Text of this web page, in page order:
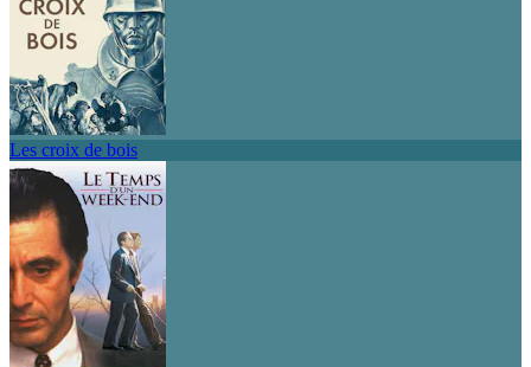
Les croix de bois